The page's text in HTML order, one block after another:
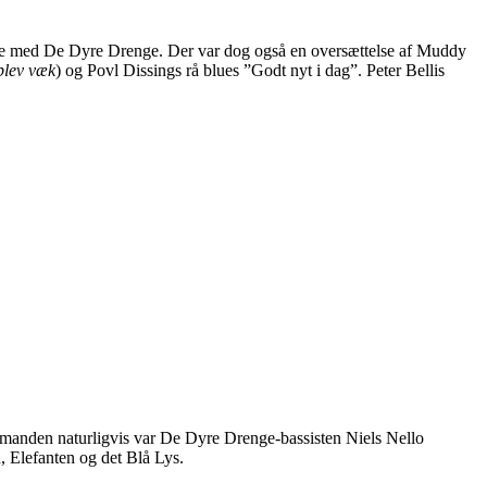
med De Dyre Drenge. Der var dog også en oversættelse af Muddy
væk) og Povl Dissings rå blues ”Godt nyt i dag”. Peter Bellis
naturligvis var De Dyre Drenge-bassisten Niels Nello
Elefanten og det Blå Lys.